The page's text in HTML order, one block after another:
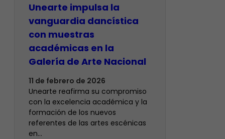
Unearte impulsa la
vanguardia dancística
con muestras
académicas en la
Galería de Arte Nacional
11 de febrero de 2026
Unearte reafirma su compromiso
con la excelencia académica y la
formación de los nuevos
referentes de las artes escénicas
en…